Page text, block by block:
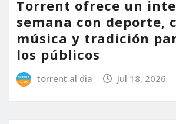
Torrent ofrece un
semana con deporte,
música y tradición
los públicos
torrent al dia Jul 18, 2026